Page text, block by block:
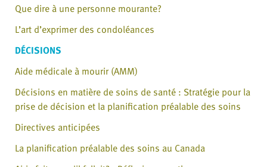
Que dire à une personne mourante?
L’art d’exprimer des condoléances
DÉCISIONS
Aide médicale à mourir (AMM)
Décisions en matière de soins de santé : Stratégie pour la
prise de décision et la planification préalable des soins
Directives anticipées
La planification préalable des soins au Canada